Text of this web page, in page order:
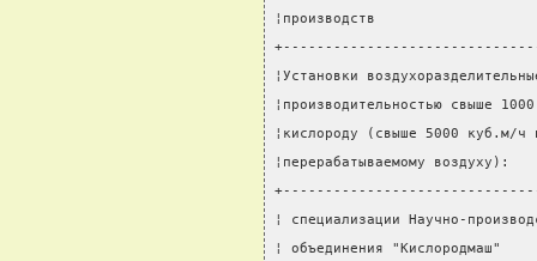
¦производств
¦Установки
¦производительностью
¦кислороду (свыше 5000
¦перерабатываемому
¦ специализации Научно-
¦ объединения